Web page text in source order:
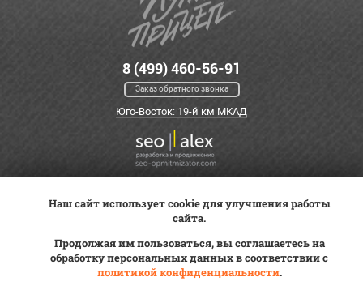
8 (499) 460-56-91
Заказ обратного звонка
Юго-Восток: 19-й км МКАД
Постановка на учет
Трейд-ин
Статьи
ВК Видео
Наш сайт использует cookie для улучшения работы
сайта.
Продолжая им пользоваться, вы соглашаетесь на
обработку персональных данных в соответствии с
политикой конфиденциальности.